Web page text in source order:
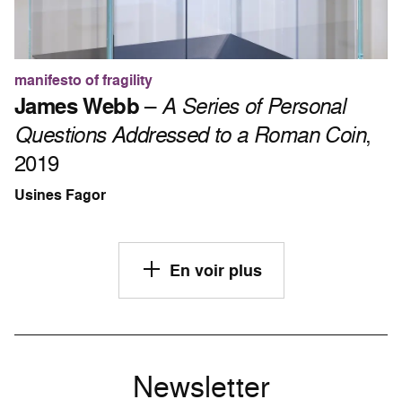
manifesto of fragility
James Webb–A Series of Personal
Questions Addressed to a Roman Coin,
2019
Usines Fagor
En voir plus
Newsletter